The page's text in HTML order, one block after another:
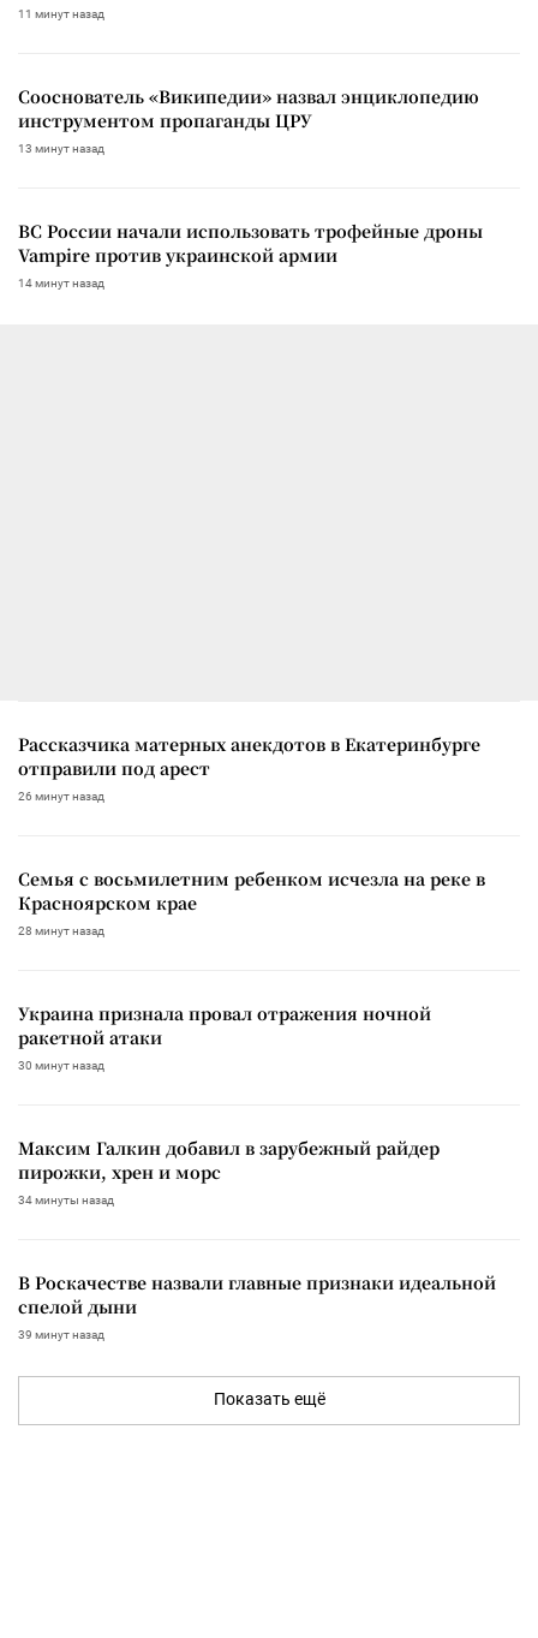
11 минут назад
Сооснователь «Википедии» назвал энциклопедию
инструментом пропаганды ЦРУ
13 минут назад
ВС России начали использовать трофейные дроны
Vampire против украинской армии
14 минут назад
Рассказчика матерных анекдотов в Екатеринбурге
отправили под арест
26 минут назад
Семья с восьмилетним ребенком исчезла на реке в
Красноярском крае
28 минут назад
Украина признала провал отражения ночной
ракетной атаки
30 минут назад
Максим Галкин добавил в зарубежный райдер
пирожки, хрен и морс
34 минуты назад
В Роскачестве назвали главные признаки идеальной
спелой дыни
39 минут назад
Показать ещё